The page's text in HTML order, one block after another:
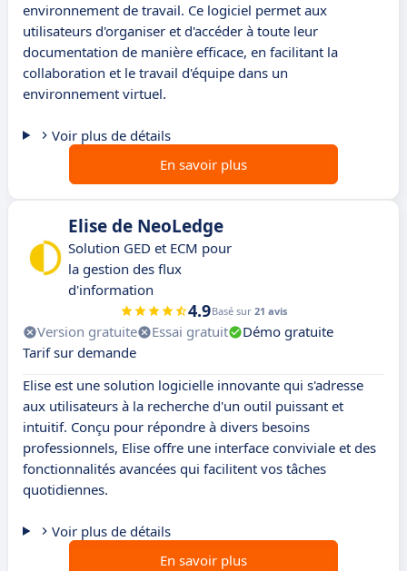
environnement de travail. Ce logiciel permet aux
utilisateurs d'organiser et d'accéder à toute leur
documentation de manière efficace, en facilitant la
collaboration et le travail d'équipe dans un
environnement virtuel.
Voir plus de détails
En savoir plus
Elise de NeoLedge
Solution GED et ECM pour
la gestion des flux
d'information
4.9Basé sur 21 avis
Version gratuite Essai gratuit
Démo gratuite
Tarif sur demande
Elise est une solution logicielle innovante qui s'adresse
aux utilisateurs à la recherche d'un outil puissant et
intuitif. Conçu pour répondre à divers besoins
professionnels, Elise offre une interface conviviale et des
fonctionnalités avancées qui facilitent vos tâches
quotidiennes.
Voir plus de détails
En savoir plus